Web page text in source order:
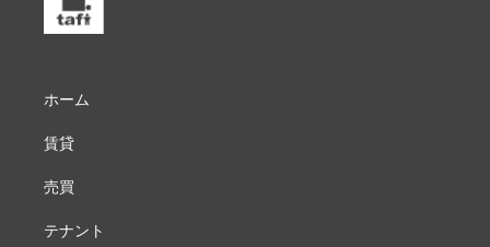
ホーム
賃貸
売買
テナント